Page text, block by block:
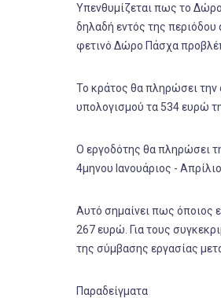
Υπενθυμίζεται πως το
δηλαδή εντός της περιόδου
φετινό Δώρο Πάσχα
Το κράτος θα πληρώσει την
υπολογισμού τα 534 ευρώ
Ο εργοδότης θα πληρώσει
4μηνου Ιανουάριος -
Αυτό σημαίνει πως όποιος
267 ευρώ. Για τους
της σύμβασης εργασίας
Παραδείγματα